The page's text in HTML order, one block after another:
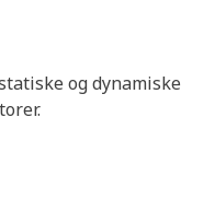
og dynamiske